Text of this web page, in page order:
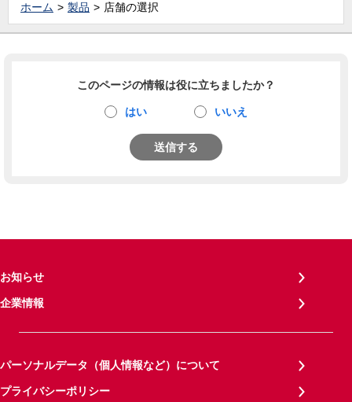
ホーム 製品 店舗の選択
このページの情報は役に立ちましたか？
はい いいえ
送信する
お知らせ
企業情報
パーソナルデータ（個人情報など）について
プライバシーポリシー